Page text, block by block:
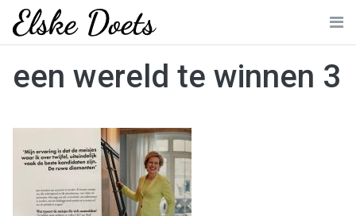
Skip
content
een wereld te winnen 3